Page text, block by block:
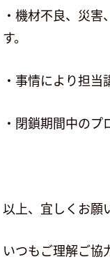
・機材不良、災
す。
・事情により担当
・閉鎖期間中のプ
以上、宜しくお願
いつもご理解ご協